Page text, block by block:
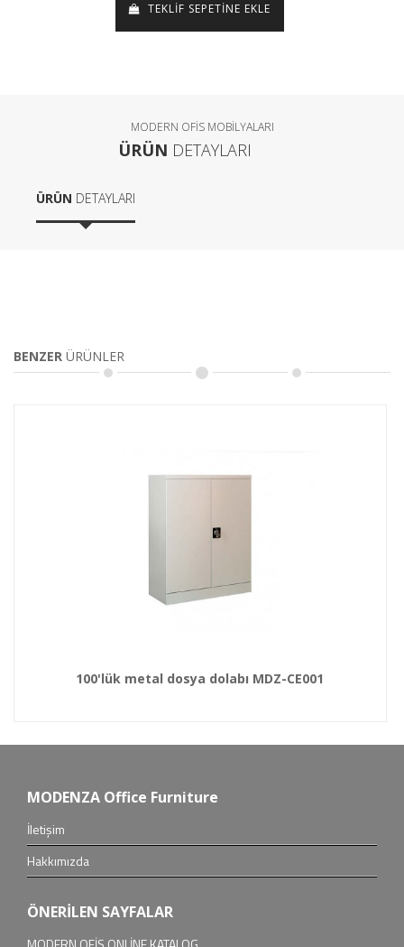
TEKLİF SEPETİNE EKLE
MODERN OFİS MOBİLYALARI
ÜRÜN DETAYLARI
ÜRÜN DETAYLARI
BENZER ÜRÜNLER
100'lük metal dosya dolabı MDZ-CE001
MODENZA Office Furniture
İletişim
Hakkımızda
ÖNERİLEN SAYFALAR